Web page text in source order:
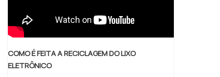
COMO É FEITA A RECICLAGEM DO LIXO
ELETRÔNICO